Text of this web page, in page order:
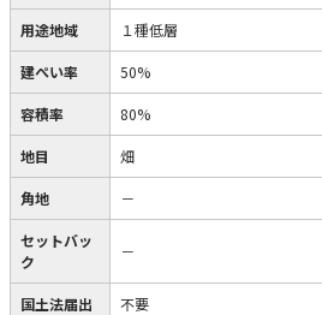
用途地域 １種低層
建ぺい率 50%
容積率 80%
地目 畑
角地 －
セットバッ
ク
－
国土法届出 不要